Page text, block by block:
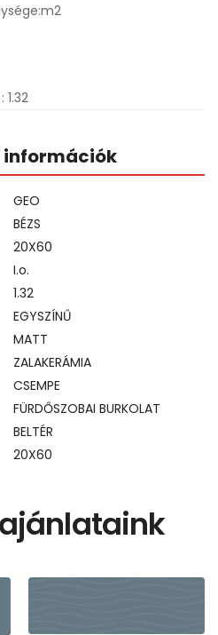
információk
GEO
BÉZS
20X60
I.o.
1.32
EGYSZÍNŰ
MATT
ZALAKERÁMIA
CSEMPE
FÜRDŐSZOBAI BURKOLAT
BELTÉR
20X60